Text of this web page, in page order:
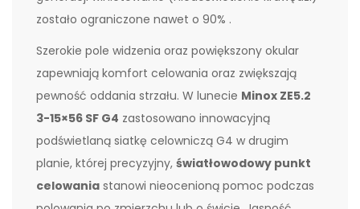
zostało ograniczone nawet o 90% .
Szerokie pole widzenia oraz powiększony okular
zapewniają komfort celowania oraz zwiększają
pewność oddania strzału. W lunecie Minox ZE5.2
3-15×56 SF G4 zastosowano innowacyjną
podświetlaną siatkę celowniczą G4 w drugim
planie, której precyzyjny, światłowodowy punkt
celowania stanowi nieocenioną pomoc podczas